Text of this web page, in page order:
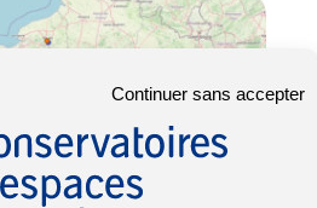
Continuer sans accepter